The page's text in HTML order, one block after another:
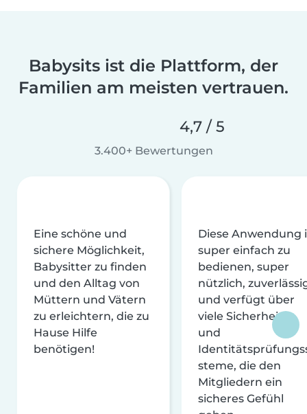
Babysits ist die Plattform, der
Familien am meisten vertrauen.
4,7 / 5
3.400+ Bewertungen
Eine schöne und
sichere Möglichkeit,
Babysitter zu finden
und den Alltag von
Müttern und Vätern
zu erleichtern, die zu
Hause Hilfe
benötigen!
Diese Anwendung
super einfach zu
bedienen, super
nützlich,
und verfügt über
viele Sicherheits-
und
steme, die den
Mitgliedern ein
sicheres Gefühl